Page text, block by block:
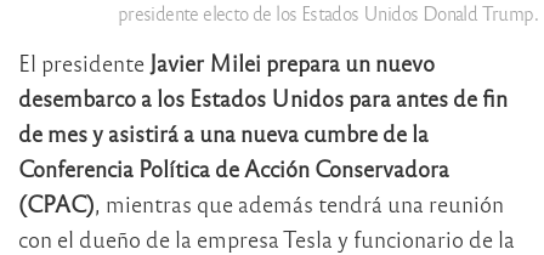
presidente electo de los Estados Unidos Donald Trump.
El presidente Javier Milei prepara un nuevo
desembarco a los Estados Unidos para antes de fin
de mes y asistirá a una nueva cumbre de la
Conferencia Política de Acción Conservadora
(CPAC), mientras que además tendrá una reunión
con el dueño de la empresa Tesla y funcionario de la